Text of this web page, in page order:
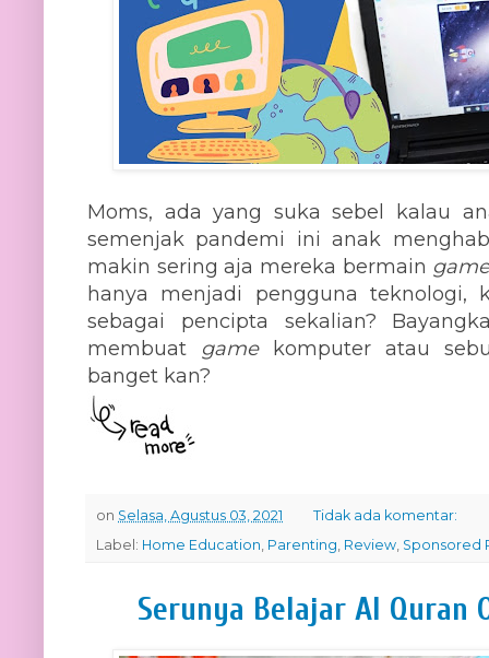
Moms, ada yang suka sebel kalau
semenjak pandemi ini anak
makin sering aja mereka bermain
hanya menjadi pengguna teknologi,
sebagai pencipta sekalian?
membuat game komputer atau
banget kan?
on Selasa, Agustus 03, 2021
Tidak ada komentar:
Label: Home Education Parenting Review Sponsored
Serunya Belajar Al Quran